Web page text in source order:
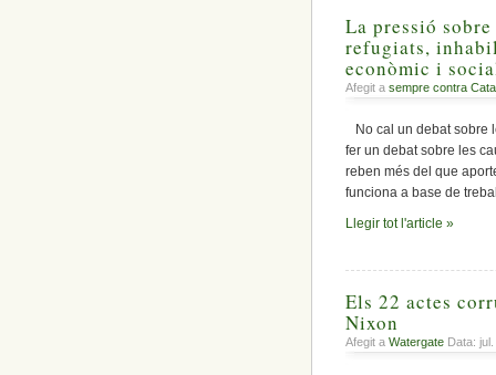
La pressió
refugiats,
econòmic i
Afegit a sempre contra
No cal un debat sobre
fer un debat sobre les
reben més del que
funciona a base de
Llegir tot l'article »
Els 22 actes
Nixon
Afegit a Watergate Data: